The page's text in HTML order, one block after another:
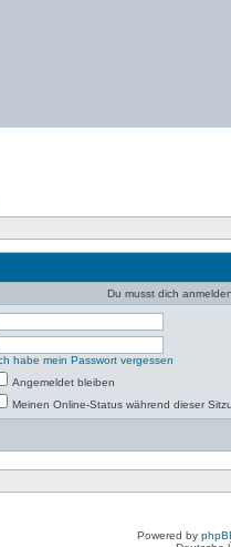
Du musst dich
habe mein Passwort vergessen
Angemeldet bleiben
Meinen Online-Status während dieser
Powered by